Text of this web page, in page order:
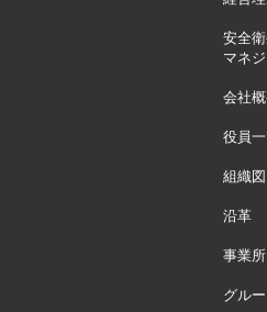
安全
マネ
会社
役員
組織図
沿革
事業所
グル